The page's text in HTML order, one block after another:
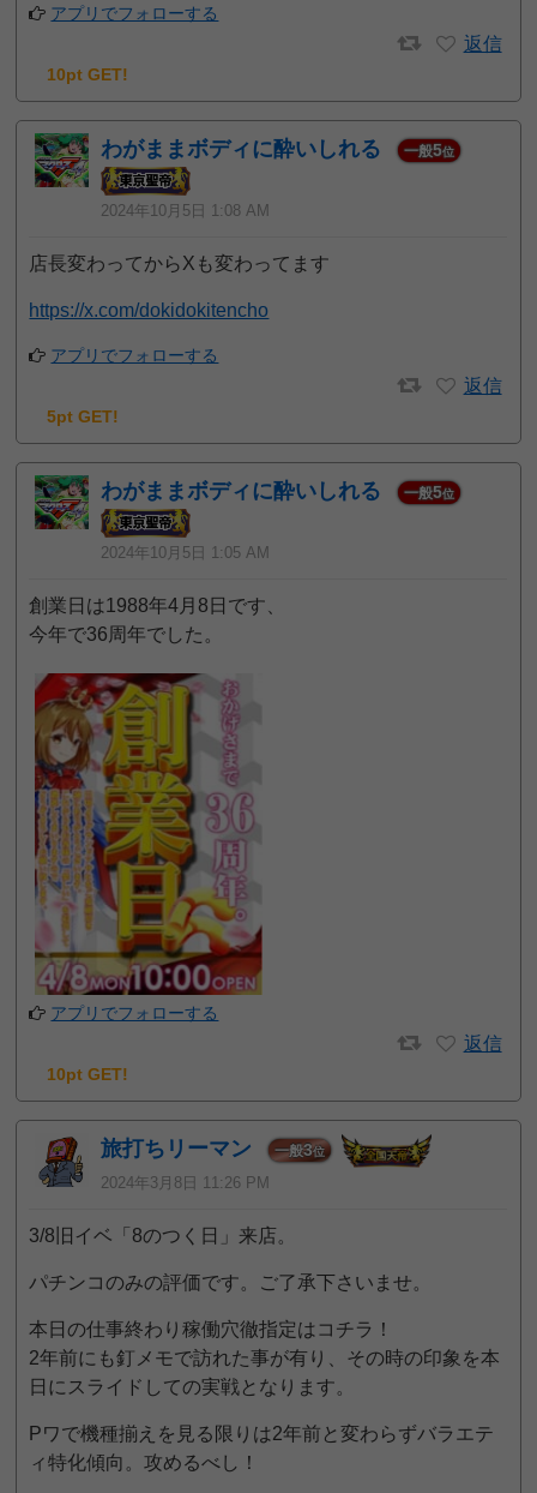
アプリでフォローする
返信
10pt GET!
わがままボディに酔いしれる 一般5位
2024年10月5日 1:08 AM
店長変わってからXも変わってます
https://x.com/dokidokitencho
アプリでフォローする
返信
5pt GET!
わがままボディに酔いしれる 一般5位
2024年10月5日 1:05 AM
創業日は1988年4月8日です、
今年で36周年でした。
アプリでフォローする
返信
10pt GET!
旅打ちリーマン 一般3位
2024年3月8日 11:26 PM
3/8旧イベ「8のつく日」来店。
パチンコのみの評価です。ご了承下さいませ。
本日の仕事終わり稼働穴徹指定はコチラ！
2年前にも釘メモで訪れた事が有り、その時の印象を本
日にスライドしての実戦となります。
Pワで機種揃えを見る限りは2年前と変わらずバラエテ
ィ特化傾向。攻めるべし！